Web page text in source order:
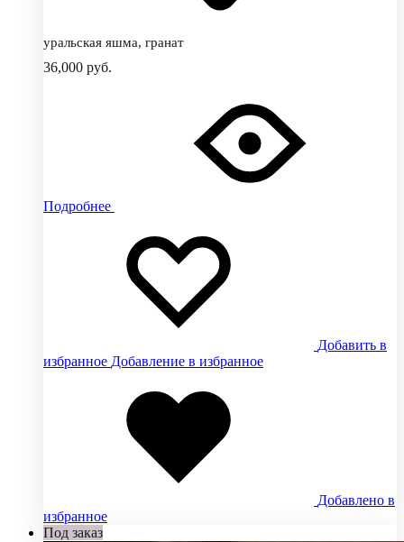
уральская яшма, гранат
36,000 руб.
Подробнее
Добавить в
избранное Добавление в избранное
Добавлено в
избранное
Под заказ